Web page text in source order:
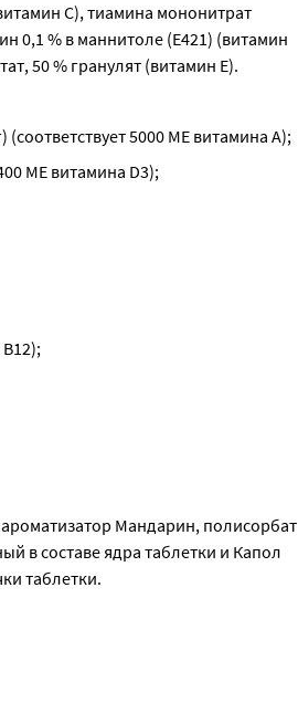
С), тиамина мононитрат
0,1 % в маннитоле (Е421) (витамин
50 % гранулят (витамин Е).
5000 МЕ витамина А);
МЕ витамина D3);
В12);
Мандарин, полисорбат
в составе ядра таблетки и Капол
таблетки.